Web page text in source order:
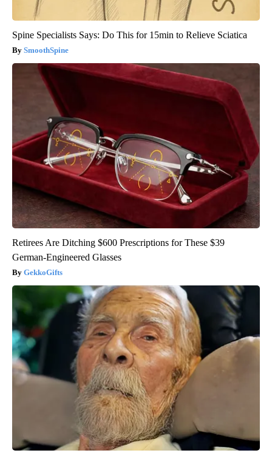
Spine Specialists Says: Do This for 15min to Relieve Sciatica
SmoothSpine
Retirees Are Ditching $600 Prescriptions for These $39
German-Engineered Glasses
GekkoGifts